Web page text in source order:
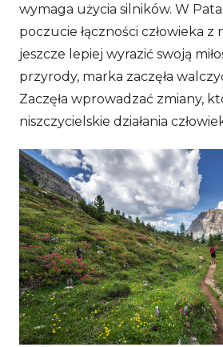
wymaga użycia silników. W
poczucie łączności człowieka z
jeszcze lepiej wyrazić swoją
przyrody, marka zaczęła
Zaczęła wprowadzać zmiany,
niszczycielskie działania